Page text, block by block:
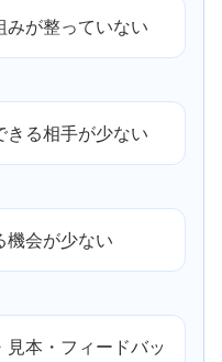
が整っていない
る相手が少ない
機会が少ない
本・フィードバッ